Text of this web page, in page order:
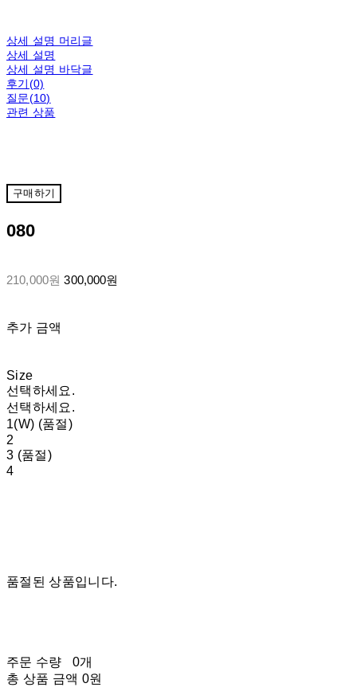
상세 설명 머리글
상세 설명
상세 설명 바닥글
후기(0)
질문(10)
관련 상품
구매하기
080
210,000원300,000원
추가 금액
Size
선택하세요.
선택하세요.
1(W) (품절)
2
3 (품절)
4
품절된 상품입니다.
주문 수량
0개
총 상품 금액 0원